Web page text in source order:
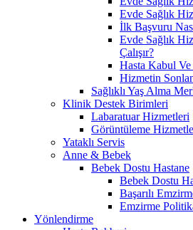
Evde Sağlık
İlk Başvuru
Evde Sağlık
Çalışır?
Hasta Kabul
Hizmetin
Sağlıklı Yaş Alma
Klinik Destek Birimleri
Labaratuar Hizmetleri
Görüntüleme
Yataklı Servis
Anne & Bebek
Bebek Dostu Hastane
Bebek Dostu
Başarılı
Emzirme
Yönlendirme